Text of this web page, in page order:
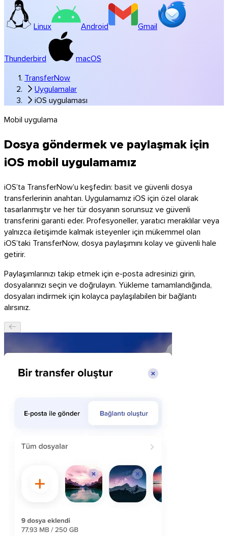
Windows
Linux Android Gmail
Thunderbird
macOS
TransferNow
Uygulamalar
iOS uygulaması
Mobil uygulama
Dosya göndermek ve paylaşmak için
iOS mobil uygulamamız
iOS’ta TransferNow’u keşfedin: basit ve güvenli dosya
transferlerinin anahtarı. Uygulamamız iOS için özel olarak
tasarlanmıştır ve her tür dosyanın sorunsuz ve güvenli
transferini garanti eder. Profesyoneller, yaratıcı meraklılar veya
yalnızca iletişimde kalmak isteyenler için mükemmel olan
iOS’taki TransferNow, dosya paylaşımını kolay ve güvenli hale
getirir.
Paylaşımlarınızı takip etmek için e-posta adresinizi girin,
dosyalarınızı seçin ve doğrulayın. Yükleme tamamlandığında,
dosyaları indirmek için kolayca paylaşılabilen bir bağlantı
alırsınız.